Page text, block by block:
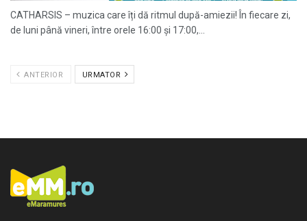
CATHARSIS – muzica care îți dă ritmul după-amiezii! În fiecare zi,
de luni până vineri, între orele 16:00 și 17:00,...
ANTERIOR URMATOR